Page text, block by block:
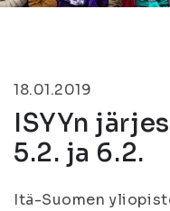
18.01.2019
ISYYn
5.2. ja 6.2.
Itä-Suomen